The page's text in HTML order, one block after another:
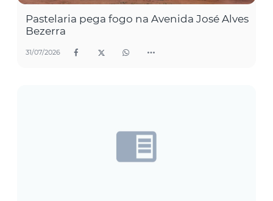
Pastelaria pega fogo na Avenida José Alves
Bezerra
31/07/2026